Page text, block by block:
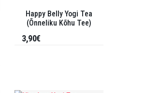
Happy Belly Yogi Tea
(Õnneliku Kõhu Tee)
3,90€